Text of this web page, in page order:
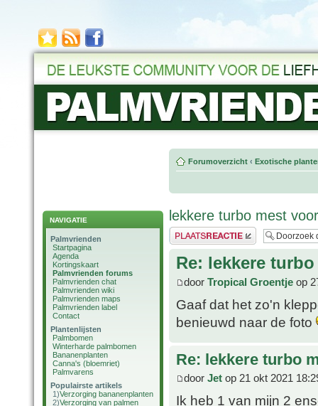
NAVIGATIE
Palmvrienden
Startpagina
Agenda
Kortingskaart
Palmvrienden forums
Palmvrienden chat
Palmvrienden wiki
Palmvrienden maps
Palmvrienden label
Contact
Plantenlijsten
Palmbomen
Winterharde palmbomen
Bananenplanten
Canna's (bloemriet)
Palmvarens
Populairste artikels
1)Verzorging bananenplanten
2)Verzorging van palmen
Forumoverzicht ‹ Exotische
lekkere turbo mest
Plaats een reactie
Re: lekkere
door Tropical Groentje op
Gaaf dat het zo'n
benieuwd naar de foto
Re: lekkere turbo
door Jet op 21 okt 2021
Ik heb 1 van mijn 2